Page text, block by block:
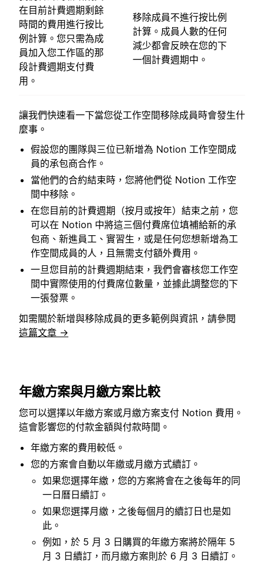
在目前計費週期剩餘
時間的費用進行按比
例計算。您只需為成
員加入您工作區的那
段計費週期支付費
用。
移除成員不進行按比例
計算。成員人數的任何
減少都會反映在您的下
一個計費週期中。
讓我們快速看一下當您從工作空間移除成員時會發生什
麼事。
假設您的團隊與三位已新增為 Notion 工作空間成
員的承包商合作。
當他們的合約結束時，您將他們從 Notion 工作空
間中移除。
在您目前的計費週期（按月或按年）結束之前，您
可以在 Notion 中將這三個付費席位填補給新的承
包商、新進員工、實習生，或是任何您想新增為工
作空間成員的人，且無需支付額外費用。
一旦您目前的計費週期結束，我們會審核您工作空
間中實際使用的付費席位數量，並據此調整您的下
一張發票。
如需關於新增與移除成員的更多範例與資訊，請參閱
這篇文章 →
年繳方案與月繳方案比較
您可以選擇以年繳方案或月繳方案支付 Notion 費用。
這會影響您的付款金額與付款時間。
年繳方案的費用較低。
您的方案會自動以年繳或月繳方式續訂。
如果您選擇年繳，您的方案將會在之後每年的同
一日曆日續訂。
如果您選擇月繳，之後每個月的續訂日也是如
此。
例如，於 5 月 3 日購買的年繳方案將於隔年 5
月 3 日續訂，而月繳方案則於 6 月 3 日續訂。